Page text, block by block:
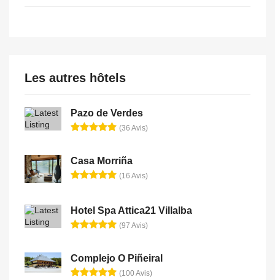
Les autres hôtels
Pazo de Verdes
(36 Avis)
Casa Morriña
(16 Avis)
Hotel Spa Attica21 Villalba
(97 Avis)
Complejo O Piñeiral
(100 Avis)